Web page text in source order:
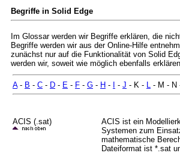
Begriffe in Solid Edge
Im Glossar werden wir Begriffe erklären, die
Begriffe werden wir aus der Online-Hilfe
zunächst nur auf die Funktionalität von Solid
werden wir, soweit wie möglich ebenfalls
A- B - C - D - E - F - G - H - - J - K - L - M - N
ACIS (.sat)
ACIS ist ein
Systemen zum
mathematische
Dateiformat ist *.sat